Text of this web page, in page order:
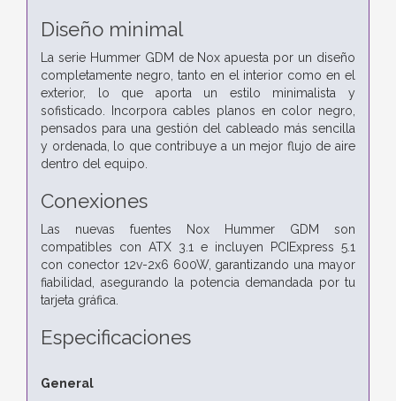
Diseño minimal
La serie Hummer GDM de Nox apuesta por un diseño
completamente negro, tanto en el interior como en el
exterior, lo que aporta un estilo minimalista y
sofisticado. Incorpora cables planos en color negro,
pensados para una gestión del cableado más sencilla
y ordenada, lo que contribuye a un mejor flujo de aire
dentro del equipo.
Conexiones
Las nuevas fuentes Nox Hummer GDM son
compatibles con ATX 3.1 e incluyen PCIExpress 5.1
con conector 12v-2x6 600W, garantizando una mayor
fiabilidad, asegurando la potencia demandada por tu
tarjeta gráfica.
Especificaciones
General